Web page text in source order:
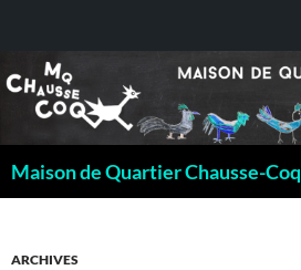
Maison de Quartier Chausse-Coq
ARCHIVES